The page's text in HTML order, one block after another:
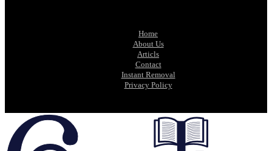
Home
About Us
Articls
Contact
Instant Removal
Privacy Policy